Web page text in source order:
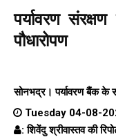
पर्यावरण
पौधारोपण
सोनभद्र। पर्यावरण बैंक के
Tuesday 04-08-
: शिवेंदु श्रीवास्तव की